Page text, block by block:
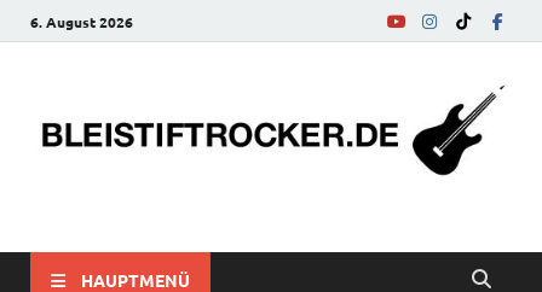
6. August 2026
bleistiftrocker.de
HAUPTMENÜ